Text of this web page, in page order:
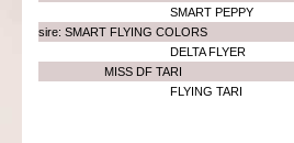
SMART PEPPY
sire: SMART FLYING COLORS
DELTA FLYER
MISS DF TARI
FLYING TARI